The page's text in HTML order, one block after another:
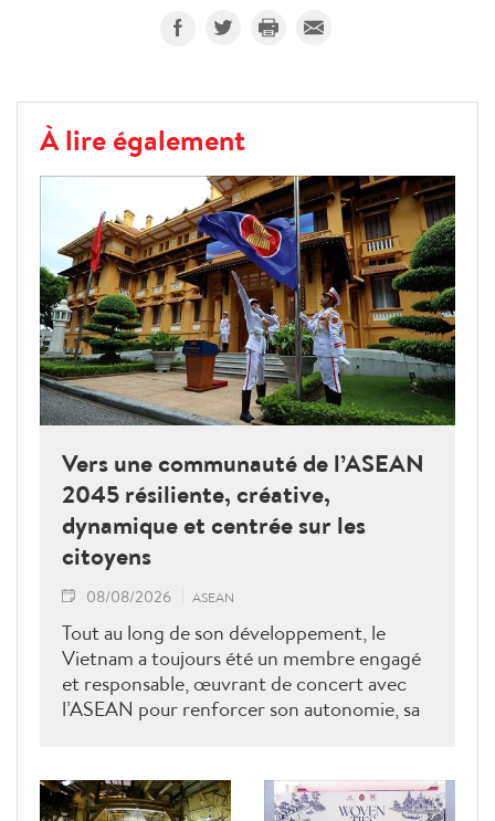
À lire également
Vers une communauté de l’ASEAN
2045 résiliente, créative,
dynamique et centrée sur les
citoyens
08/08/2026 ASEAN
Tout au long de son développement, le
Vietnam a toujours été un membre engagé
et responsable, œuvrant de concert avec
l’ASEAN pour renforcer son autonomie, sa